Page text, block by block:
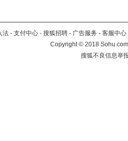
法 - 支付中心 - 搜狐招聘 - 广告服务 - 客服中心
Copyright©2018
搜狐不良信息举